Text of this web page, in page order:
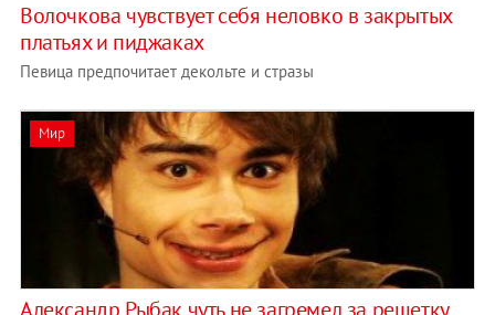
Волочкова чувствует себя неловко в закрытых
платьях и пиджаках
Певица предпочитает декольте и стразы
Мир